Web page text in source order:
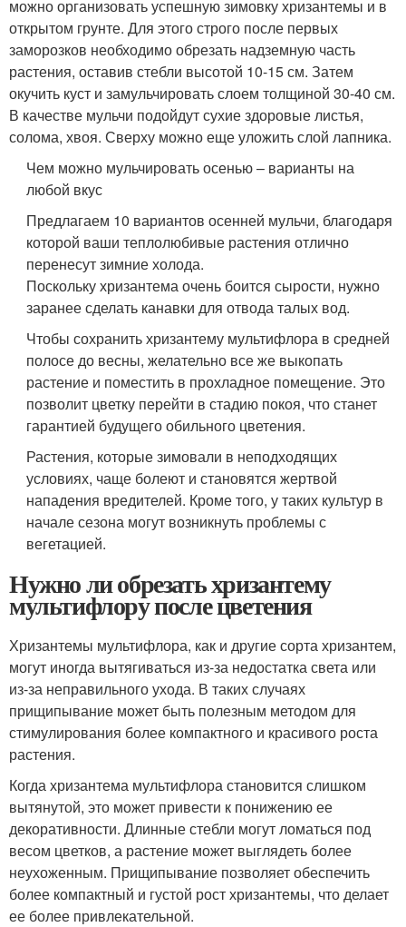
можно организовать успешную зимовку хризантемы и в
открытом грунте. Для этого строго после первых
заморозков необходимо обрезать надземную часть
растения, оставив стебли высотой 10-15 см. Затем
окучить куст и замульчировать слоем толщиной 30-40 см.
В качестве мульчи подойдут сухие здоровые листья,
солома, хвоя. Сверху можно еще уложить слой лапника.
Чем можно мульчировать осенью – варианты на
любой вкус
Предлагаем 10 вариантов осенней мульчи, благодаря
которой ваши теплолюбивые растения отлично
перенесут зимние холода.
Поскольку хризантема очень боится сырости, нужно
заранее сделать канавки для отвода талых вод.
Чтобы сохранить хризантему мультифлора в средней
полосе до весны, желательно все же выкопать
растение и поместить в прохладное помещение. Это
позволит цветку перейти в стадию покоя, что станет
гарантией будущего обильного цветения.
Растения, которые зимовали в неподходящих
условиях, чаще болеют и становятся жертвой
нападения вредителей. Кроме того, у таких культур в
начале сезона могут возникнуть проблемы с
вегетацией.
Нужно ли обрезать хризантему
мультифлору после цветения
Хризантемы мультифлора, как и другие сорта хризантем,
могут иногда вытягиваться из-за недостатка света или
из-за неправильного ухода. В таких случаях
прищипывание может быть полезным методом для
стимулирования более компактного и красивого роста
растения.
Когда хризантема мультифлора становится слишком
вытянутой, это может привести к понижению ее
декоративности. Длинные стебли могут ломаться под
весом цветков, а растение может выглядеть более
неухоженным. Прищипывание позволяет обеспечить
более компактный и густой рост хризантемы, что делает
ее более привлекательной.